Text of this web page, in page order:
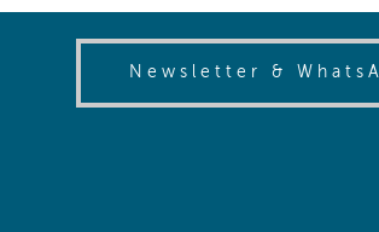
Newsletter &